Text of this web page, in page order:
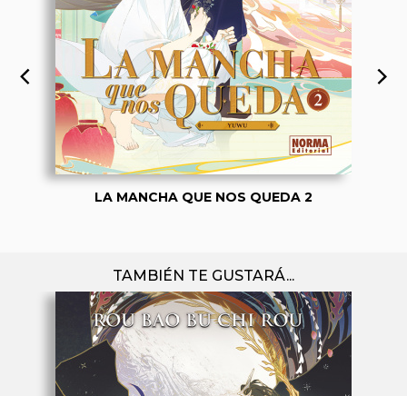
LA MANCHA QUE NOS QUEDA 2
TAMBIÉN TE GUSTARÁ...